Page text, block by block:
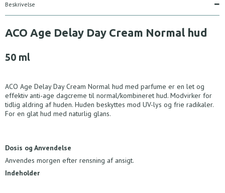
Beskrivelse
ACO Age Delay Day Cream Normal hud
50 ml
ACO Age Delay Day Cream Normal hud med parfume er en let og
effektiv anti-age dagcreme til normal/kombineret hud. Modvirker for
tidlig aldring af huden. Huden beskyttes mod UV-lys og frie radikaler.
For en glat hud med naturlig glans.
Dosis og Anvendelse
Anvendes morgen efter rensning af ansigt.
Indeholder